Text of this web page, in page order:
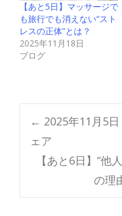
【あと5日】マッサージで
も旅行でも消えない“スト
レスの正体”とは？
2025年11月18日
ブログ
Post
← 2025年11月5
ェア
【あと6日】“他
の理